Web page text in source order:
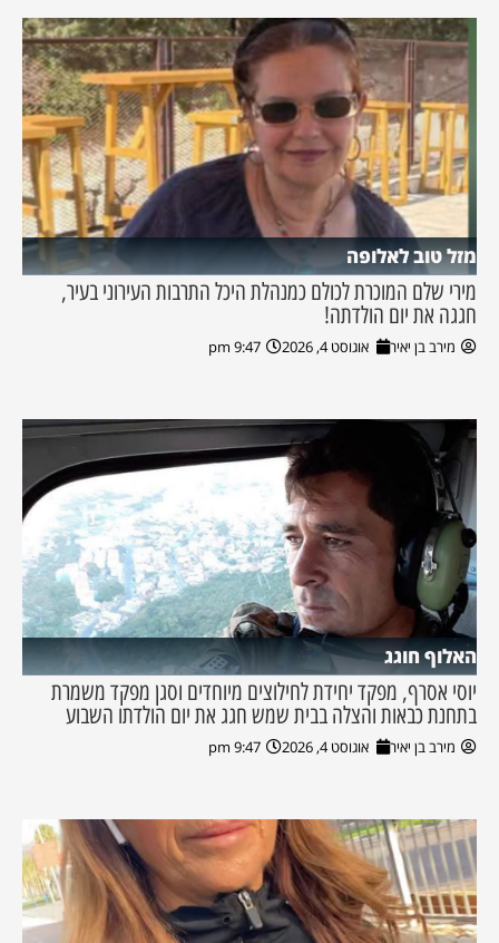
מזל טוב לאלופה
מירי שלם המוכרת לכולם כמנהלת היכל התרבות העירוני בעיר,
חגגה את יום הולדתה!
מירב בן יאיר אוגוסט 4, 2026 9:47 pm
האלוף חוגג
יוסי אסרף, מפקד יחידת לחילוצים מיוחדים וסגן מפקד משמרת
בתחנת כבאות והצלה בבית שמש חגג את יום הולדתו השבוע
מירב בן יאיר אוגוסט 4, 2026 9:47 pm